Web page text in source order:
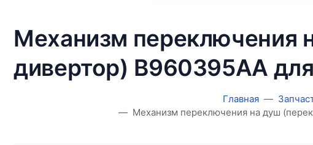
Механизм переключения
дивертор) B960395AA
Главная
Механизм переключения на душ